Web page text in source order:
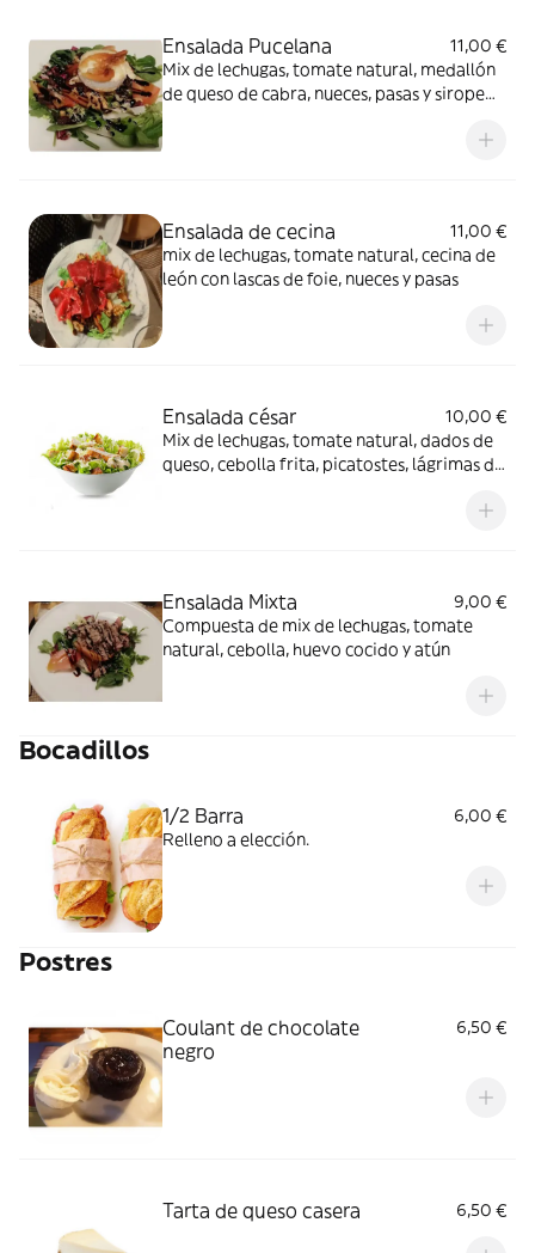
Ensalada Pucelana
11,00 €
Mix de lechugas, tomate natural, medallón
de queso de cabra, nueces, pasas y sirope
Ensalada de cecina
11,00 €
mix de lechugas, tomate natural, cecina de
león con lascas de foie, nueces y pasas
Ensalada césar
10,00 €
Mix de lechugas, tomate natural, dados de
queso, cebolla frita, picatostes, lágrimas de
Ensalada Mixta
9,00 €
Compuesta de mix de lechugas, tomate
natural, cebolla, huevo cocido y atún
Bocadillos
1/2 Barra
6,00 €
Relleno a elección.
Postres
Coulant de chocolate
negro
6,50 €
Tarta de queso casera 6,50 €